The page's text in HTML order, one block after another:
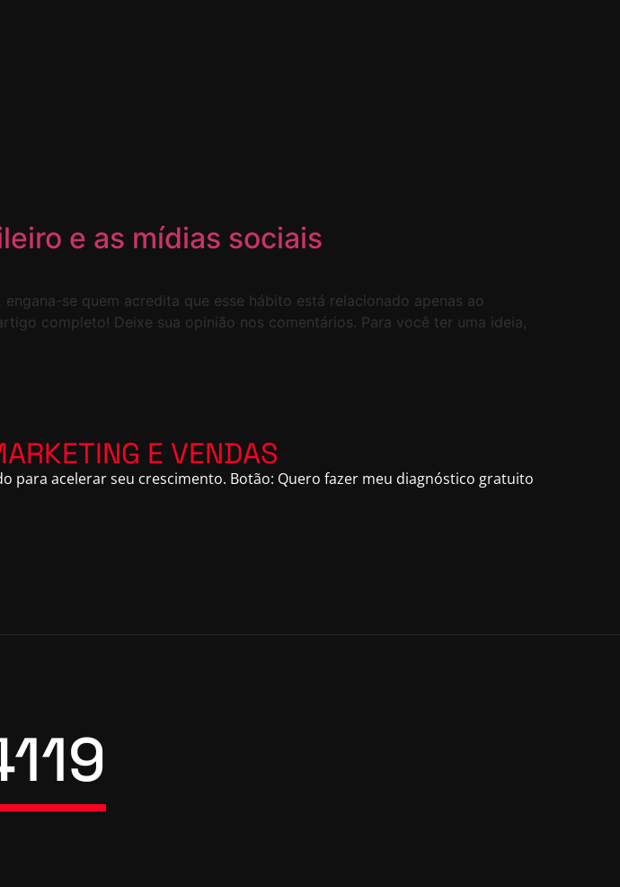
e as mídias sociais
se quem acredita que esse hábito está relacionado apenas ao
completo! Deixe sua opinião nos comentários. Para você ter uma ideia,
E VENDAS
para acelerar seu crescimento. Botão: Quero fazer meu diagnóstico gratuito